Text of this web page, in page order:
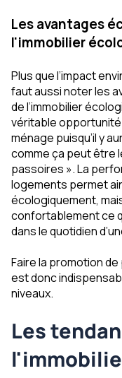
Les avantages
l'immobilier
Plus que l’impact
faut aussi noter les
de l’immobilier
véritable
ménage puisqu’il y
comme ça peut être
passoires ». La
logements permet
écologiquement,
confortablement ce
dans le quotidien
Faire la promotion
est donc
niveaux.
Les